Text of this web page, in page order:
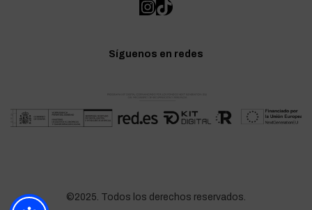
Síguenos en redes
©2025. Todos los derechos reservados.